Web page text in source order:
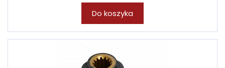
Do koszyka